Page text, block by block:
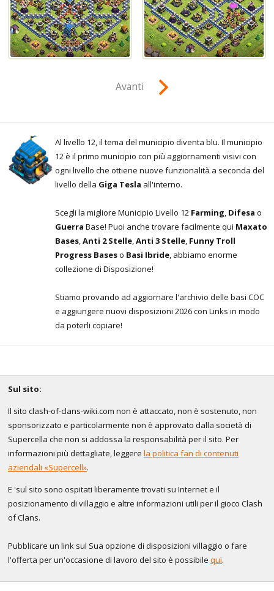
Avanti
Al livello 12, il tema del municipio diventa blu. Il municipio
12 è il primo municipio con più aggiornamenti visivi con
ogni livello che ottiene nuove funzionalità a seconda del
livello della Giga Tesla all'interno.
Scegli la migliore Municipio Livello 12 Farming Difesa o
Guerra Base! Puoi anche trovare facilmente qui Maxato
Bases Anti 2 Stelle Anti 3 Stelle Funny Troll
Progress Baseso Basi Ibride , abbiamo enorme
collezione di Disposizione!
Stiamo provando ad aggiornare l'archivio delle basi COC
e aggiungere nuovi disposizioni 2026 con Links in modo
da poterli copiare!
Sul sito:
Il sito clash-of-clans-wiki.com non è attaccato, non è sostenuto, non
sponsorizzato e particolarmente non è approvato dalla società di
Supercella che non si addossa la responsabilità per il sito. Per
informazioni più dettagliate, leggere la politica fan di contenuti
aziendali «Supercell».
E 'sul sito sono ospitati liberamente trovati su Internet e il
posizionamento di villaggio e altre informazioni utili per il gioco Clash
of Clans.
Pubblicare un link sul Sua opzione di disposizioni villaggio o fare
l'offerta per un'occasione di lavoro del sito è possibile qui.